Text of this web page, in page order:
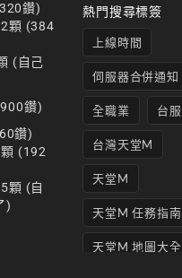
鑽)
顆 (384
(自己
鑽)
鑽)
(192
顆 (自
)
熱門搜尋標簽
上線時間
伺服器合併通知
全職業 台服
台灣天堂M
天堂M
天堂M 任務指南
天堂M 地圖大全